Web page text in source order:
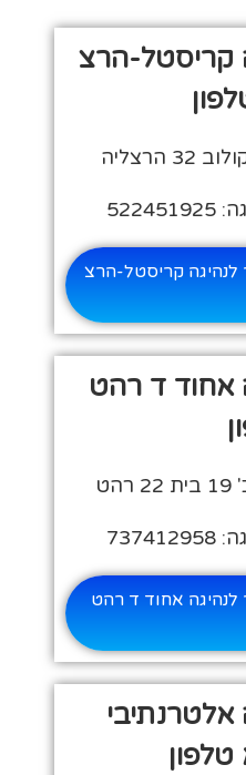
קריסטל-הרצ
קריסטל-הרצ
אחוד ד רהט
אחוד ד רהט